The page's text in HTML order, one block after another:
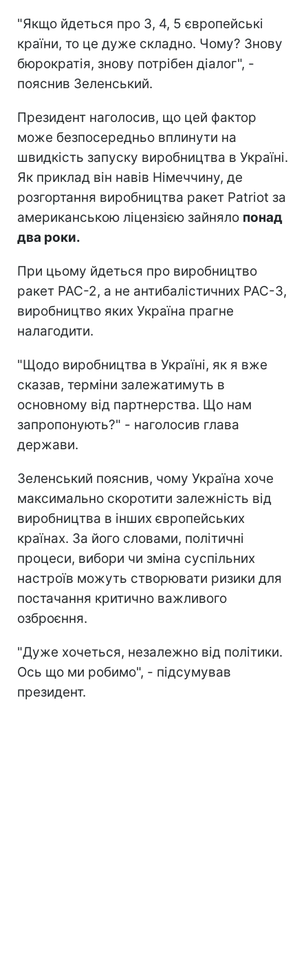
"Якщо йдеться про 3, 4, 5 європейські
країни, то це дуже складно. Чому? Знову
бюрократія, знову потрібен діалог", -
пояснив Зеленський.
Президент наголосив, що цей фактор
може безпосередньо вплинути на
швидкість запуску виробництва в Україні.
Як приклад він навів Німеччину, де
розгортання виробництва ракет Patriot за
американською ліцензією зайняло понад
два роки.
При цьому йдеться про виробництво
ракет PAC-2, а не антибалістичних PAC-3,
виробництво яких Україна прагне
налагодити.
"Щодо виробництва в Україні, як я вже
сказав, терміни залежатимуть в
основному від партнерства. Що нам
запропонують?" - наголосив глава
держави.
Зеленський пояснив, чому Україна хоче
максимально скоротити залежність від
виробництва в інших європейських
країнах. За його словами, політичні
процеси, вибори чи зміна суспільних
настроїв можуть створювати ризики для
постачання критично важливого
озброєння.
"Дуже хочеться, незалежно від політики.
Ось що ми робимо", - підсумував
президент.